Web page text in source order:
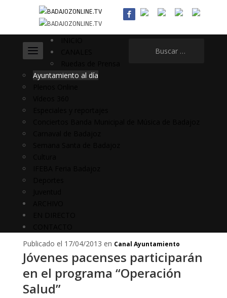
Ayuntamiento al día
Publicado el 17/04/2013 en Canal Ayuntamiento
Jóvenes pacenses participarán
en el programa “Operación
Salud”